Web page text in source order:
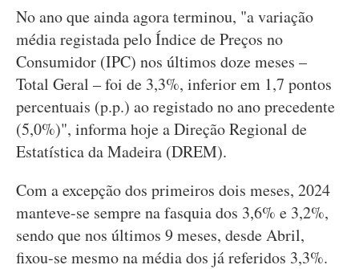
No ano que ainda agora terminou, "a variação
média registada pelo Índice de Preços no
Consumidor (IPC) nos últimos doze meses –
Total Geral – foi de 3,3%, inferior em 1,7 pontos
percentuais (p.p.) ao registado no ano precedente
(5,0%)", informa hoje a Direção Regional de
Estatística da Madeira (DREM).
Com a excepção dos primeiros dois meses, 2024
manteve-se sempre na fasquia dos 3,6% e 3,2%,
sendo que nos últimos 9 meses, desde Abril,
fixou-se mesmo na média dos já referidos 3,3%.